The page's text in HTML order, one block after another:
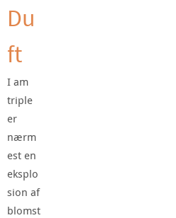
Du
ft
I am
triple
er
nærm
est en
eksplo
sion af
blomst